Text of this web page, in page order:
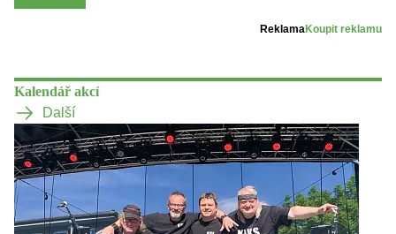
ReklamaKoupit reklamu
Kalendář akcí
Další